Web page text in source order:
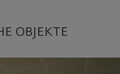
OBJEKTE